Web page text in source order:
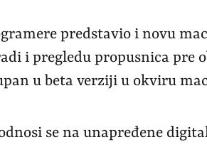
predstavio i novu
i pregledu propusnica pre
u beta verziji u okviru
se na unapređene